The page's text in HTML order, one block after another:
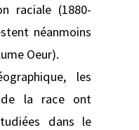
raciale (1880-
néanmoins
Oeur).
les
de la race ont
dans le